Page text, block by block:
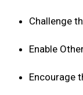
Challenge
Enable
Encourage